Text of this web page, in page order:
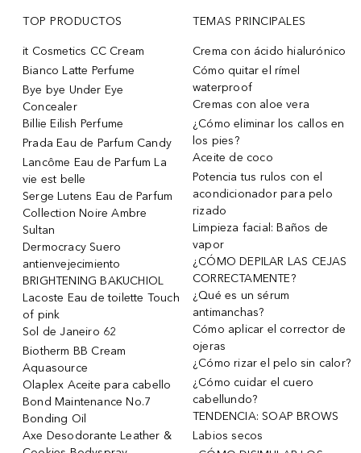
TOP PRODUCTOS
it Cosmetics CC Cream
Bianco Latte Perfume
Bye bye Under Eye
Concealer
Billie Eilish Perfume
Prada Eau de Parfum Candy
Lancôme Eau de Parfum La
vie est belle
Serge Lutens Eau de Parfum
Collection Noire Ambre
Sultan
Dermocracy Suero
antienvejecimiento
BRIGHTENING BAKUCHIOL
Lacoste Eau de toilette Touch
of pink
Sol de Janeiro 62
Biotherm BB Cream
Aquasource
Olaplex Aceite para cabello
Bond Maintenance No.7
Bonding Oil
Axe Desodorante Leather &
TEMAS PRINCIPALES
Crema con ácido hialurónico
Cómo quitar el rímel
waterproof
Cremas con aloe vera
¿Cómo eliminar los callos en
los pies?
Aceite de coco
Potencia tus rulos con el
acondicionador para pelo
rizado
Limpieza facial: Baños de
vapor
¿CÓMO DEPILAR LAS CEJAS
CORRECTAMENTE?
¿Qué es un sérum
antimanchas?
Cómo aplicar el corrector de
ojeras
¿Cómo rizar el pelo sin calor?
¿Cómo cuidar el cuero
cabellundo?
TENDENCIA: SOAP BROWS
Labios secos